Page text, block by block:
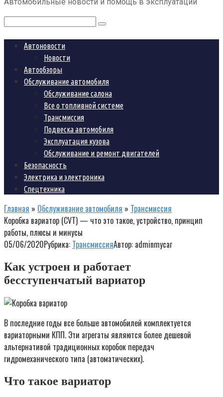
Поиск:
Автоновости
Новости
Автообзоры
Обслуживание автомобиля
Обслуживание салона
Все о топливной системе
Трансмиссия
Подвеска автомобиля
Эксплуатация кузова
Обслуживание и ремонт двигателей
Безопасность
Электрика и электроника
Спецтехника
Главная » Обслуживание автомобиля » Трансмиссия
Коробка вариатор (CVT) — что это такое, устройство, принцип
работы, плюсы и минусы
05/06/2020Рубрика: ТрансмиссияАвтор: adminmycar
Как устроен и работает
бесступенчатый вариатор
В последние годы все больше автомобилей комплектуется
вариаторными КПП. Эти агрегаты являются более дешевой
альтернативой традиционных коробок передач
гидромеханического типа (автоматических).
Что такое вариатор